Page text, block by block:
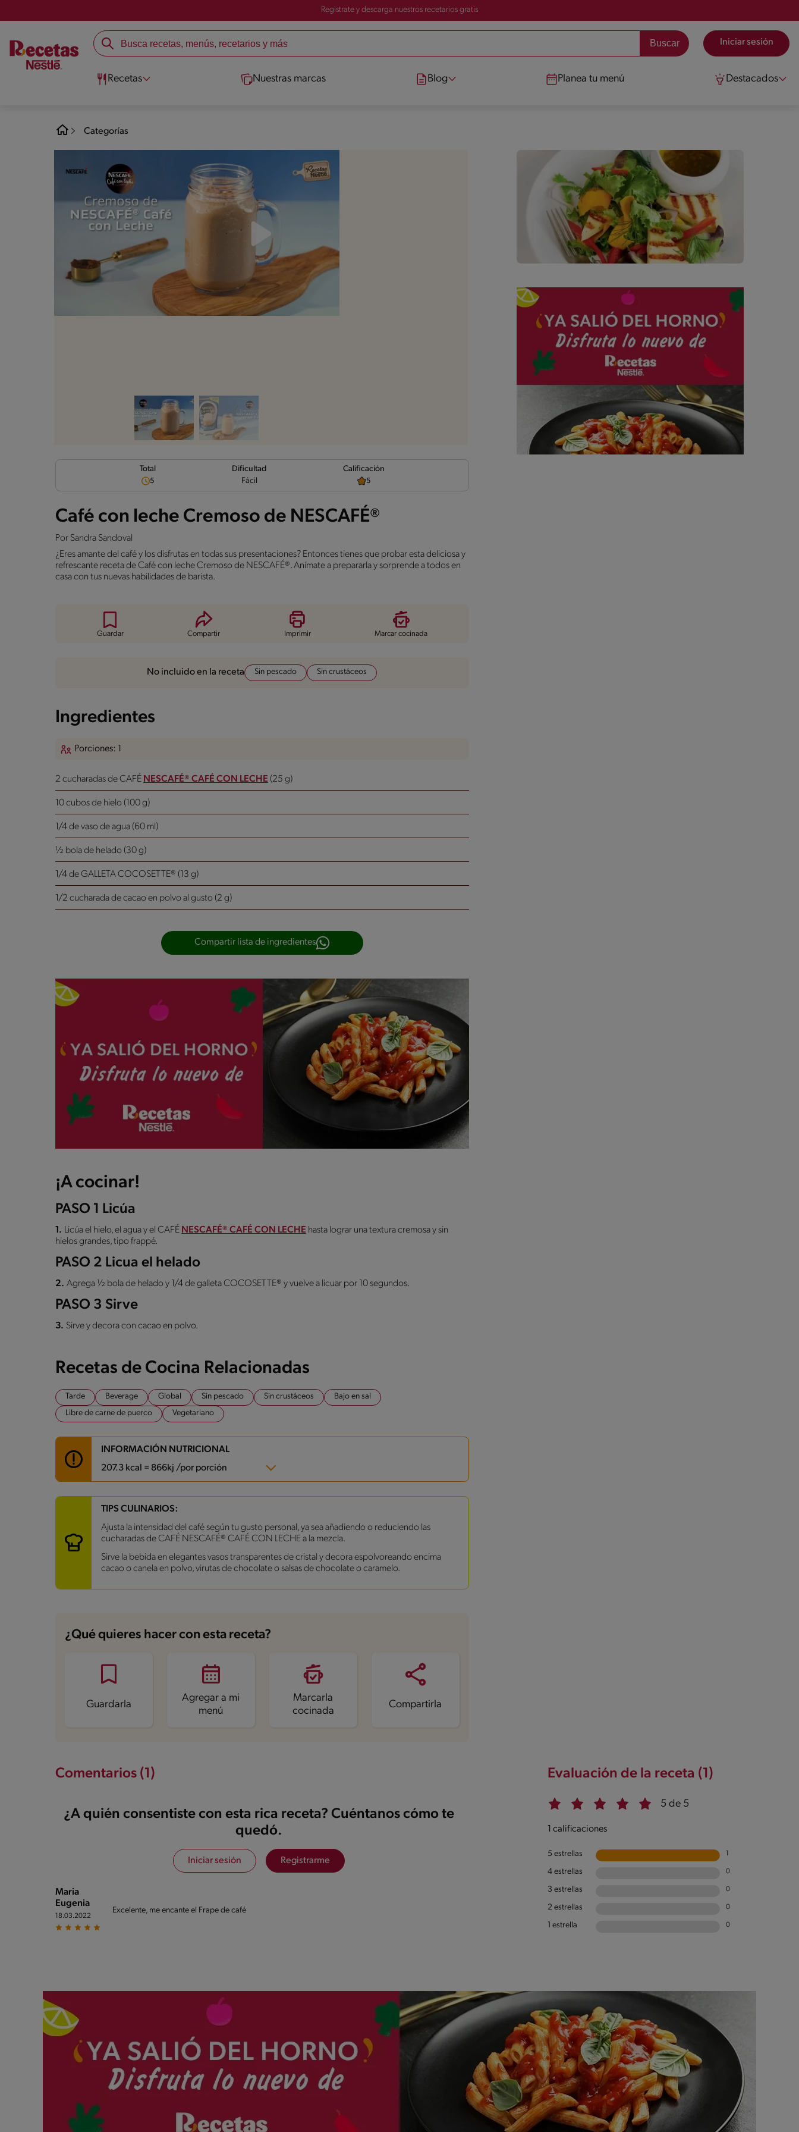
Registrate y descarga nuestros recetarios gratis
Iniciar sesión
Recetas Nuestras marcas Blog Planea tu menú Destacados
Categorías
Total
5
Dificultad
Fácil
Calificación
5
Café con leche Cremoso de NESCAFÉ®
Por Sandra Sandoval
¿Eres amante del café y los disfrutas en todas sus presentaciones? Entonces tienes que probar esta deliciosa y
refrescante receta de Café con leche Cremoso de NESCAFÉ®. Anímate a prepararla y sorprende a todos en
casa con tus nuevas habilidades de barista.
Guardar Compartir Imprimir Marcar cocinada
No incluido en la receta Sin pescado Sin crustáceos
Ingredientes
Porciones: 1
2 cucharadas de CAFÉ NESCAFÉ® CAFÉ CON LECHE (25 g)
10 cubos de hielo (100 g)
1/4 de vaso de agua (60 ml)
½ bola de helado (30 g)
1/4 de GALLETA COCOSETTE® (13 g)
1/2 cucharada de cacao en polvo al gusto (2 g)
Compartir lista de ingredientes
¡A cocinar!
PASO 1 Licúa
1. Licúa el hielo, el agua y el CAFÉ NESCAFÉ® CAFÉ CON LECHE hasta lograr una textura cremosa y sin
hielos grandes, tipo frappé.
PASO 2 Licua el helado
2. Agrega ½ bola de helado y 1/4 de galleta COCOSETTE® y vuelve a licuar por 10 segundos.
PASO 3 Sirve
3. Sirve y decora con cacao en polvo.
Recetas de Cocina Relacionadas
Tarde Beverage Global Sin pescado Sin crustáceos
Bajo en sal
Libre de carne de puerco
Vegetariano
INFORMACIÓN NUTRICIONAL
207.3 kcal = 866kj /por porción
Carbohidratos 33.9 g
Grasas 6.1 g
Fibra 0.8 g
Proteína 7.9 g
Grasas saturadas 3.2 g
Azúcares 20.2 g
TIPS CULINARIOS:
Ajusta la intensidad del café según tu gusto personal, ya sea añadiendo o reduciendo las
cucharadas de CAFÉ NESCAFÉ® CAFÉ CON LECHE a la mezcla.
Sirve la bebida en elegantes vasos transparentes de cristal y decora espolvoreando encima
cacao o canela en polvo, virutas de chocolate o salsas de chocolate o caramelo.
¿Qué quieres hacer con esta receta?
Guardarla
Agregar a mi
menú
Marcarla
cocinada
Compartirla
Evaluación de la receta (1)
5 de 5
1 calificaciones
5 estrellas 1
4 estrellas 0
3 estrellas 0
2 estrellas 0
1 estrella 0
Comentarios (1)
¿A quién consentiste con esta rica receta? Cuéntanos cómo te
quedó.
Iniciar sesión Registrarme
Maria
Eugenia
18.03.2022
Excelente, me encante el Frape de café